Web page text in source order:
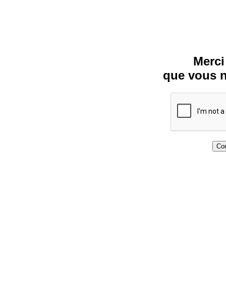
que vous